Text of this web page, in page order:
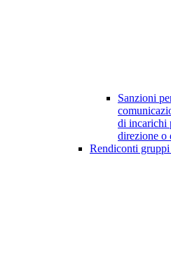
Sanzioni
di incarichi
direzione o
Rendiconti